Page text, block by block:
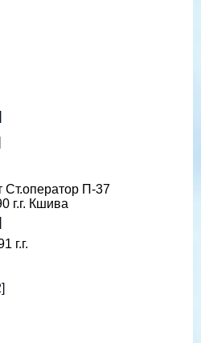
П-37
г.г. Кшива
г.г.